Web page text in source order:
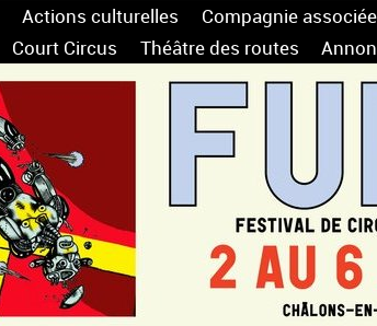
Actions culturelles
Compagnie associée
Court Circus Théâtre des routes